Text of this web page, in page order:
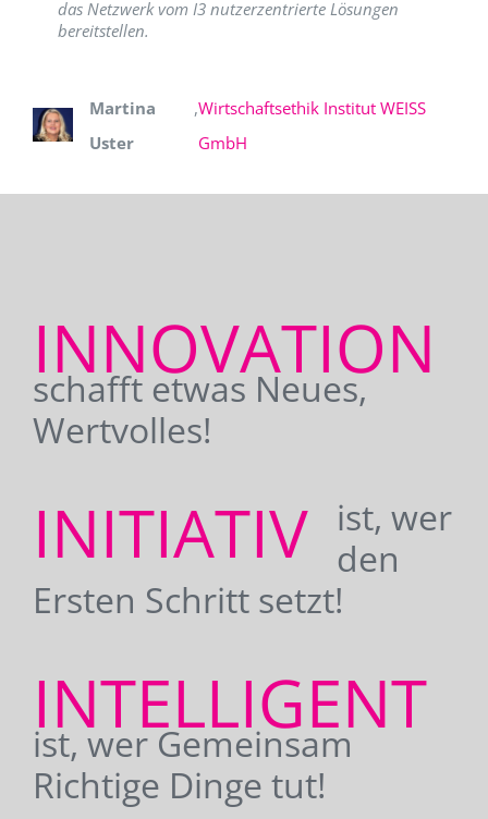
das Netzwerk vom I3 nutzerzentrierte Lösungen
bereitstellen.
Martina
Uster
,Wirtschaftsethik Institut WEISS
GmbH
INNOVATION
schafft etwas Neues,
Wertvolles!
INITIATIV
ist, wer
den
Ersten Schritt setzt!
INTELLIGENT
ist, wer Gemeinsam
Richtige Dinge tut!